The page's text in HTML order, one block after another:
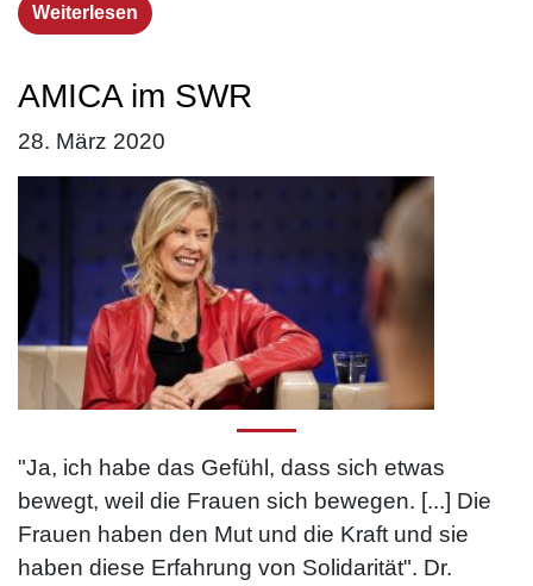
Weiterlesen
AMICA im SWR
28. März 2020
"Ja, ich habe das Gefühl, dass sich etwas
bewegt, weil die Frauen sich bewegen. [...] Die
Frauen haben den Mut und die Kraft und sie
haben diese Erfahrung von Solidarität". Dr.